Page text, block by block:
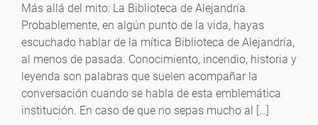
Más allá del mito: La Biblioteca de Alejandría
Probablemente, en algún punto de la vida, hayas
escuchado hablar de la mítica Biblioteca de Alejandría,
al menos de pasada. Conocimiento, incendio, historia y
leyenda son palabras que suelen acompañar la
conversación cuando se habla de esta emblemática
institución. En caso de que no sepas mucho al […]